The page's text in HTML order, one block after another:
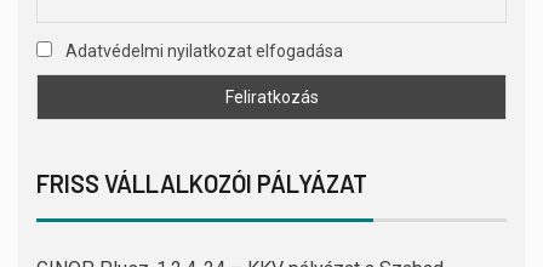
Adatvédelmi nyilatkozat elfogadása
FRISS VÁLLALKOZÓI PÁLYÁZAT